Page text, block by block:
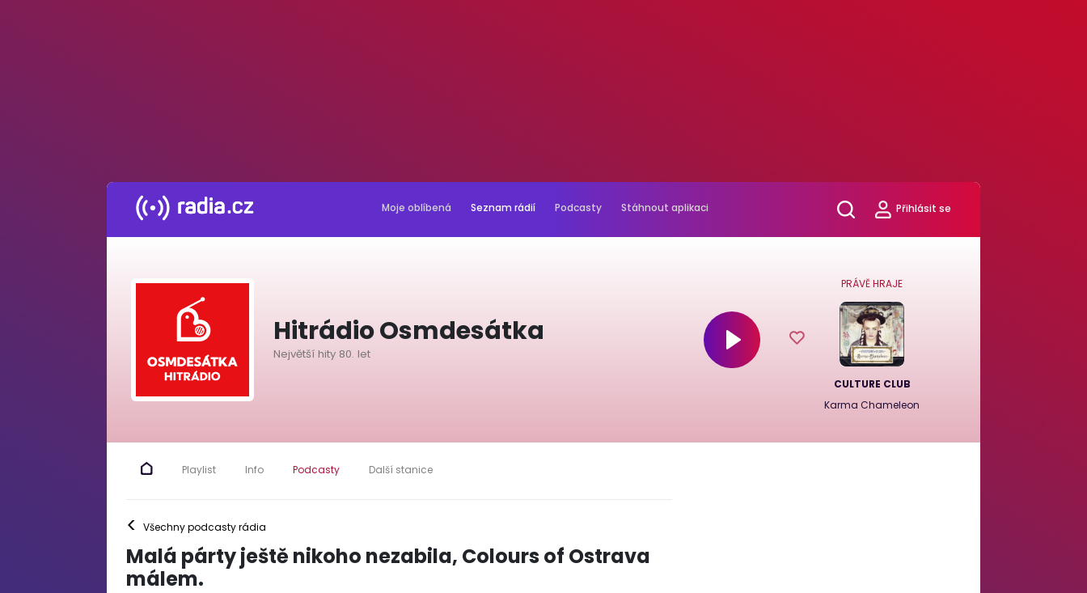
Moje oblíbená Seznam rádií Podcasty Stáhnout aplikaci Přihlásit se
Hitrádio Osmdesátka
Největší hity 80. let
PRÁVĚ HRAJE
CULTURE CLUB
Karma Chameleon
Playlist Info Podcasty Další stanice
< Všechny podcasty rádia
Malá párty ještě nikoho nezabila, Colours of Ostrava
málem.